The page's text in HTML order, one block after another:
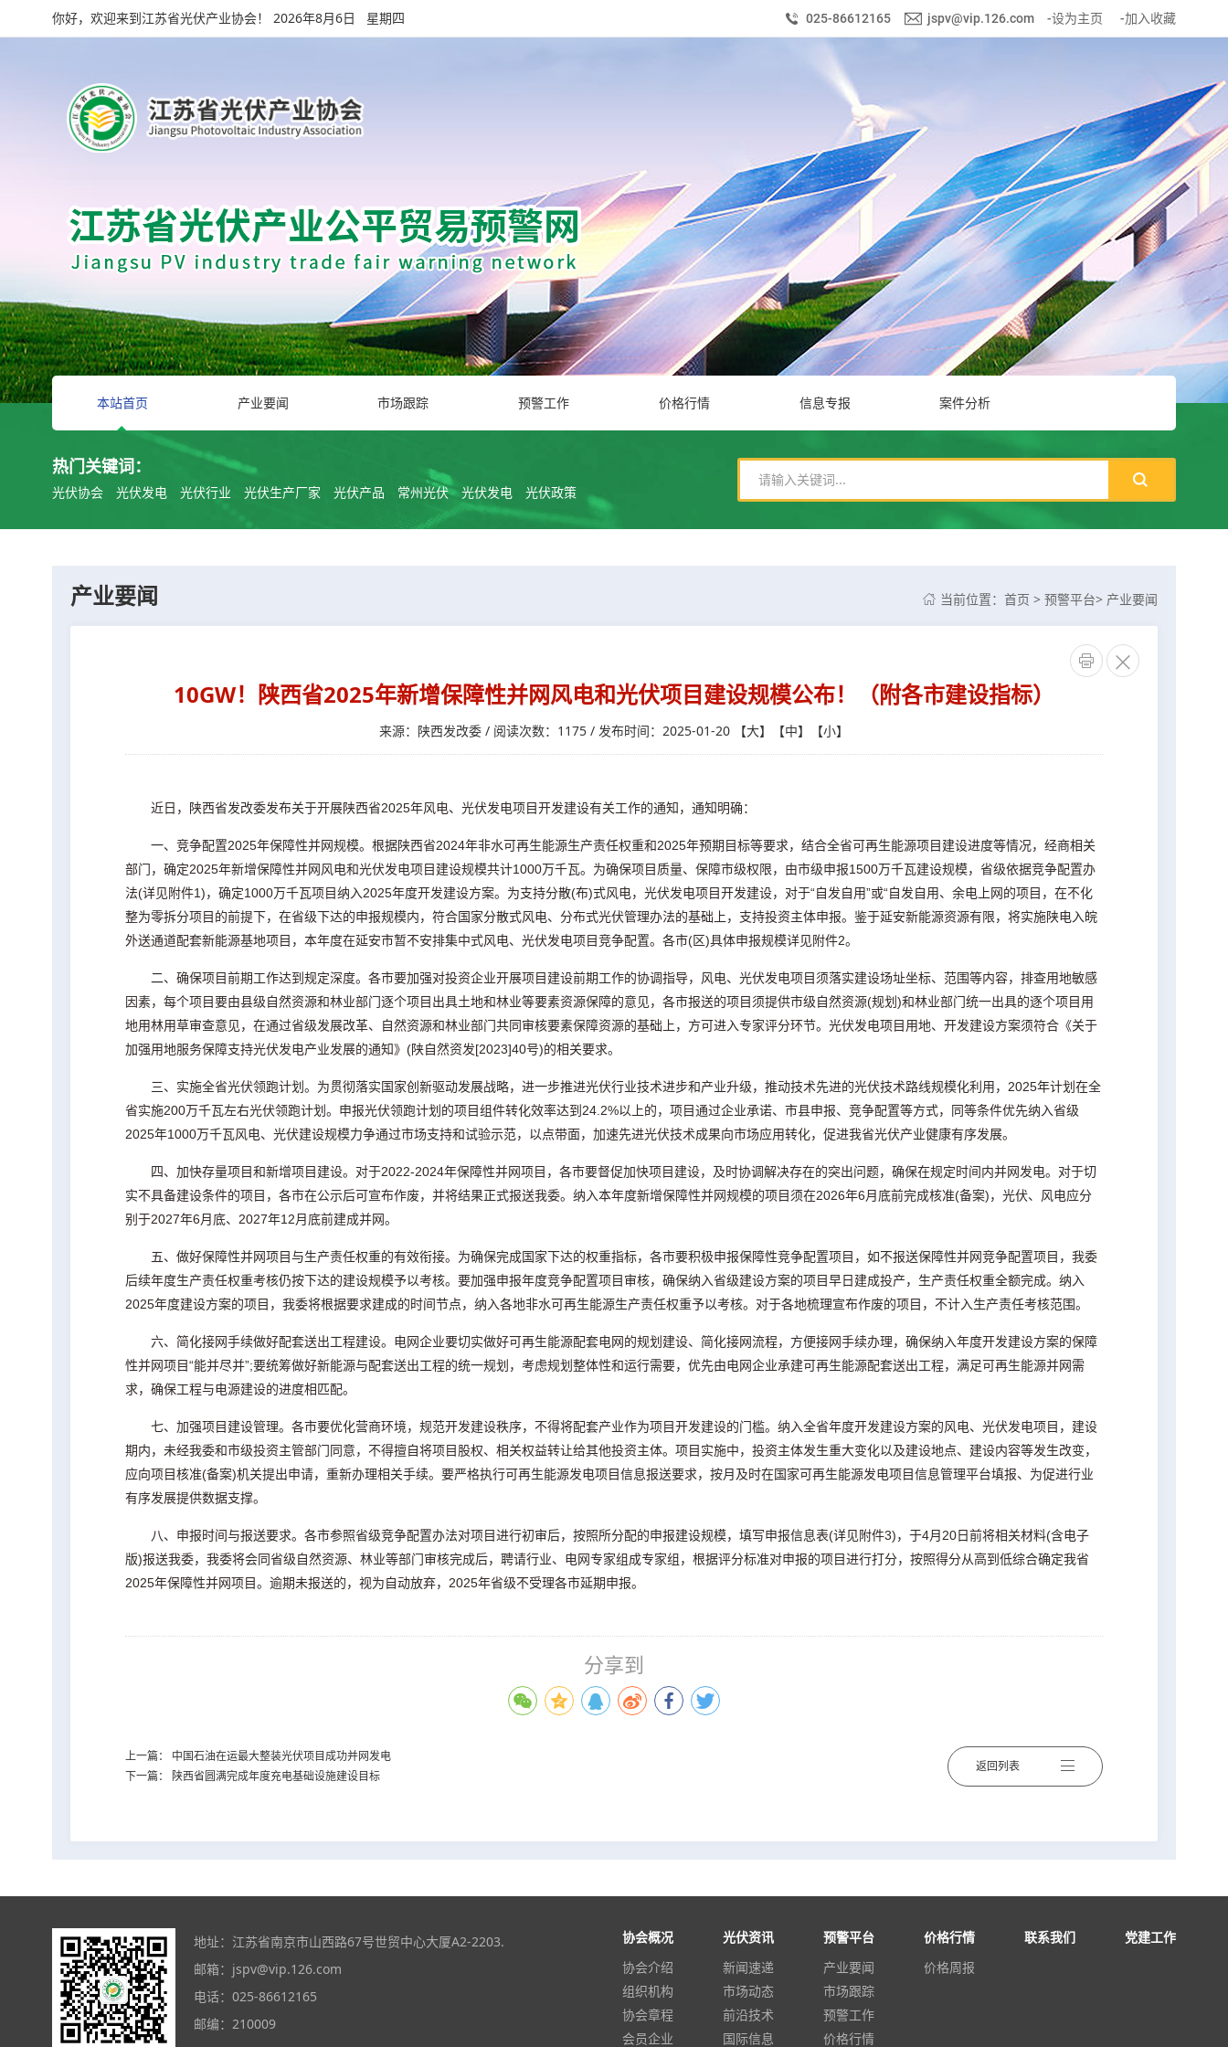
你好，欢迎来到江苏省光伏产业协会！ 2026年8月6日 星期四 025-86612165 jspv@vip.126.com -设为主页 -加入收藏
本站首页 产业要闻 市场跟踪 预警工作 价格行情 信息专报 案件分析
热门关键词：
光伏协会 光伏发电 光伏行业 光伏生产厂家 光伏产品 常州光伏 光伏发电 光伏政策
产业要闻  当前位置： 首页 > 预警平台> 产业要闻
 
10GW！陕西省2025年新增保障性并网风电和光伏项目建设规模公布！（附各市建设指标）
来源：陕西发改委 / 阅读次数：1175 / 发布时间：2025-01-20 【大】【中】【小】
近日，陕西省发改委发布关于开展陕西省2025年风电、光伏发电项目开发建设有关工作的通知，通知明确：
一、竞争配置2025年保障性并网规模。根据陕西省2024年非水可再生能源生产责任权重和2025年预期目标等要求，结合全省可再生能源项目建设进度等情况，经商相关
部门，确定2025年新增保障性并网风电和光伏发电项目建设规模共计1000万千瓦。为确保项目质量、保障市级权限，由市级申报1500万千瓦建设规模，省级依据竞争配置办
法(详见附件1)，确定1000万千瓦项目纳入2025年度开发建设方案。为支持分散(布)式风电，光伏发电项目开发建设，对于“自发自用”或“自发自用、余电上网的项目，在不化
整为零拆分项目的前提下，在省级下达的申报规模内，符合国家分散式风电、分布式光伏管理办法的基础上，支持投资主体申报。鉴于延安新能源资源有限，将实施陕电入皖
外送通道配套新能源基地项目，本年度在延安市暂不安排集中式风电、光伏发电项目竞争配置。各市(区)具体申报规模详见附件2。
二、确保项目前期工作达到规定深度。各市要加强对投资企业开展项目建设前期工作的协调指导，风电、光伏发电项目须落实建设场址坐标、范围等内容，排查用地敏感
因素，每个项目要由县级自然资源和林业部门逐个项目出具土地和林业等要素资源保障的意见，各市报送的项目须提供市级自然资源(规划)和林业部门统一出具的逐个项目用
地用林用草审查意见，在通过省级发展改革、自然资源和林业部门共同审核要素保障资源的基础上，方可进入专家评分环节。光伏发电项目用地、开发建设方案须符合《关于
加强用地服务保障支持光伏发电产业发展的通知》(陕自然资发[2023]40号)的相关要求。
三、实施全省光伏领跑计划。为贯彻落实国家创新驱动发展战略，进一步推进光伏行业技术进步和产业升级，推动技术先进的光伏技术路线规模化利用，2025年计划在全
省实施200万千瓦左右光伏领跑计划。申报光伏领跑计划的项目组件转化效率达到24.2%以上的，项目通过企业承诺、市县申报、竞争配置等方式，同等条件优先纳入省级
2025年1000万千瓦风电、光伏建设规模力争通过市场支持和试验示范，以点带面，加速先进光伏技术成果向市场应用转化，促进我省光伏产业健康有序发展。
四、加快存量项目和新增项目建设。对于2022-2024年保障性并网项目，各市要督促加快项目建设，及时协调解决存在的突出问题，确保在规定时间内并网发电。对于切
实不具备建设条件的项目，各市在公示后可宣布作废，并将结果正式报送我委。纳入本年度新增保障性并网规模的项目须在2026年6月底前完成核准(备案)，光伏、风电应分
别于2027年6月底、2027年12月底前建成并网。
五、做好保障性并网项目与生产责任权重的有效衔接。为确保完成国家下达的权重指标，各市要积极申报保障性竞争配置项目，如不报送保障性并网竞争配置项目，我委
后续年度生产责任权重考核仍按下达的建设规模予以考核。要加强申报年度竞争配置项目审核，确保纳入省级建设方案的项目早日建成投产，生产责任权重全额完成。纳入
2025年度建设方案的项目，我委将根据要求建成的时间节点，纳入各地非水可再生能源生产责任权重予以考核。对于各地梳理宣布作废的项目，不计入生产责任考核范围。
六、简化接网手续做好配套送出工程建设。电网企业要切实做好可再生能源配套电网的规划建设、简化接网流程，方便接网手续办理，确保纳入年度开发建设方案的保障
性并网项目“能并尽并”;要统筹做好新能源与配套送出工程的统一规划，考虑规划整体性和运行需要，优先由电网企业承建可再生能源配套送出工程，满足可再生能源并网需
求，确保工程与电源建设的进度相匹配。
七、加强项目建设管理。各市要优化营商环境，规范开发建设秩序，不得将配套产业作为项目开发建设的门槛。纳入全省年度开发建设方案的风电、光伏发电项目，建设
期内，未经我委和市级投资主管部门同意，不得擅自将项目股权、相关权益转让给其他投资主体。项目实施中，投资主体发生重大变化以及建设地点、建设内容等发生改变，
应向项目核准(备案)机关提出申请，重新办理相关手续。要严格执行可再生能源发电项目信息报送要求，按月及时在国家可再生能源发电项目信息管理平台填报、为促进行业
有序发展提供数据支撑。
八、申报时间与报送要求。各市参照省级竞争配置办法对项目进行初审后，按照所分配的申报建设规模，填写申报信息表(详见附件3)，于4月20日前将相关材料(含电子
版)报送我委，我委将会同省级自然资源、林业等部门审核完成后，聘请行业、电网专家组成专家组，根据评分标准对申报的项目进行打分，按照得分从高到低综合确定我省
2025年保障性并网项目。逾期未报送的，视为自动放弃，2025年省级不受理各市延期申报。
分享到
上一篇： 中国石油在运最大整装光伏项目成功并网发电
下一篇： 陕西省圆满完成年度充电基础设施建设目标
返回列表
地址：江苏省南京市山西路67号世贸中心大厦A2-2203.
邮箱： jspv@vip.126.com
电话：025-86612165
邮编：210009
协会概况
协会介绍
组织机构
协会章程
会员企业
光伏资讯
新闻速递
市场动态
前沿技术
国际信息
预警平台
产业要闻
市场跟踪
预警工作
价格行情
价格行情
价格周报
联系我们 党建工作